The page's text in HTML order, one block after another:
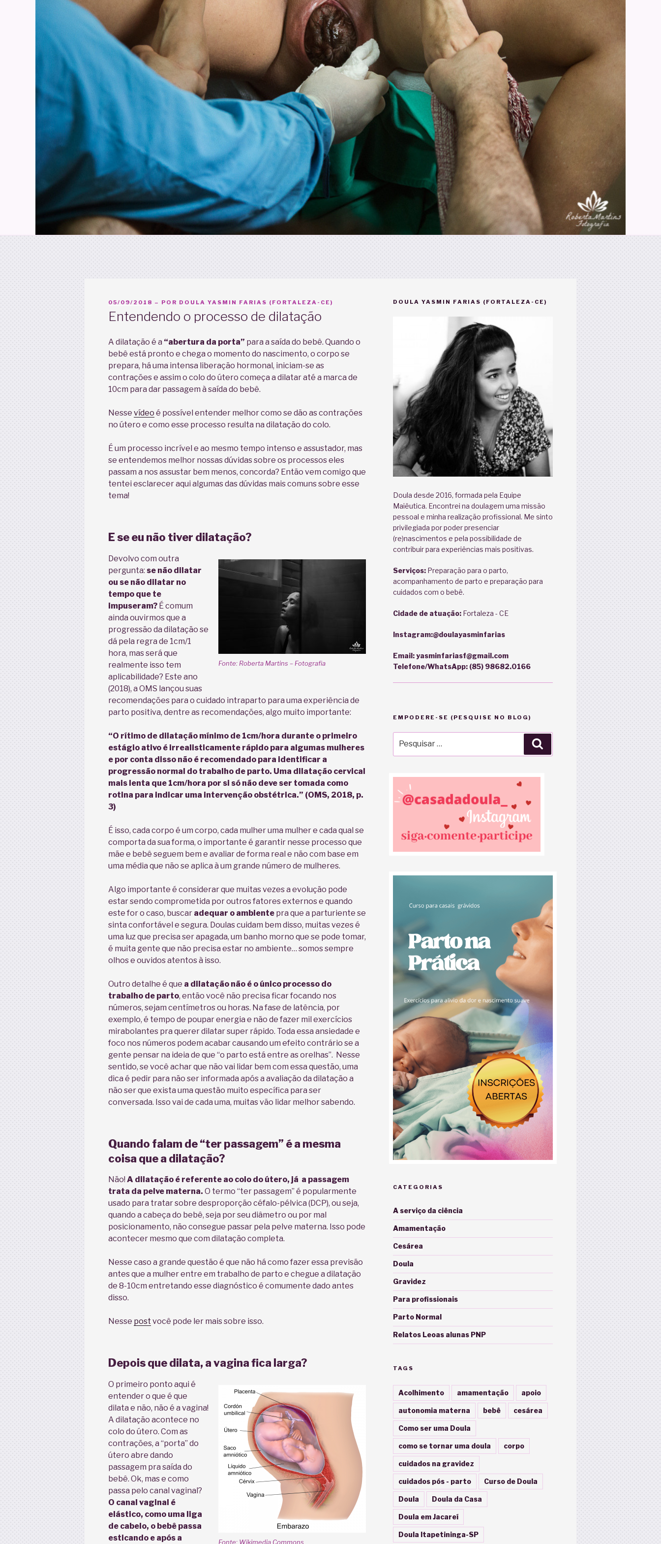
PUBLICADO
05/09/2018 – POR DOULA YASMIN FARIAS (FORTALEZA-CE)
Entendendo o processo de dilatação
A dilatação é a “abertura da porta” para a saída do bebê. Quando o
bebê está pronto e chega o momento do nascimento, o corpo se
prepara, há uma intensa liberação hormonal, iniciam-se as
contrações e assim o colo do útero começa a dilatar até a marca de
10cm para dar passagem à saída do bebê.
Nesse vídeo é possível entender melhor como se dão as contrações
no útero e como esse processo resulta na dilatação do colo.
É um processo incrível e ao mesmo tempo intenso e assustador, mas
se entendemos melhor nossas dúvidas sobre os processos eles
passam a nos assustar bem menos, concorda? Então vem comigo que
tentei esclarecer aqui algumas das dúvidas mais comuns sobre esse
tema!
E se eu não tiver dilatação?
Fonte: Roberta Martins – Fotografia
Devolvo com outra
pergunta: se não dilatar
ou se não dilatar no
tempo que te
impuseram? É comum
ainda ouvirmos que a
progressão da dilatação se
dá pela regra de 1cm/1
hora, mas será que
realmente isso tem
aplicabilidade? Este ano
(2018), a OMS lançou suas
recomendações para o cuidado intraparto para uma experiência de
parto positiva, dentre as recomendações, algo muito importante:
“O rítimo de dilatação mínimo de 1cm/hora durante o primeiro
estágio ativo é irrealisticamente rápido para algumas mulheres
e por conta disso não é recomendado para identificar a
progressão normal do trabalho de parto. Uma dilatação cervical
mais lenta que 1cm/hora por si só não deve ser tomada como
rotina para indicar uma intervenção obstétrica.” (OMS, 2018, p.
3)
É isso, cada corpo é um corpo, cada mulher uma mulher e cada qual se
comporta da sua forma, o importante é garantir nesse processo que
mãe e bebê seguem bem e avaliar de forma real e não com base em
uma média que não se aplica à um grande número de mulheres.
Algo importante é considerar que muitas vezes a evolução pode
estar sendo comprometida por outros fatores externos e quando
este for o caso, buscar adequar o ambiente pra que a parturiente se
sinta confortável e segura. Doulas cuidam bem disso, muitas vezes é
uma luz que precisa ser apagada, um banho morno que se pode tomar,
é muita gente que não precisa estar no ambiente… somos sempre
olhos e ouvidos atentos à isso.
Outro detalhe é que a dilatação não é o único processo do
trabalho de parto, então você não precisa ficar focando nos
números, sejam centímetros ou horas. Na fase de latência, por
exemplo, é tempo de poupar energia e não de fazer mil exercícios
mirabolantes pra querer dilatar super rápido. Toda essa ansiedade e
foco nos números podem acabar causando um efeito contrário se a
gente pensar na ideia de que “o parto está entre as orelhas”. Nesse
sentido, se você achar que não vai lidar bem com essa questão, uma
dica é pedir para não ser informada após a avaliação da dilatação a
não ser que exista uma questão muito específica para ser
conversada. Isso vai de cada uma, muitas vão lidar melhor sabendo.
Quando falam de “ter passagem” é a mesma
coisa que a dilatação?
Não! A dilatação é referente ao colo do útero, já a passagem
trata da pelve materna. O termo “ter passagem” é popularmente
usado para tratar sobre desproporção céfalo-pélvica (DCP), ou seja,
quando a cabeça do bebê, seja por seu diâmetro ou por mal
posicionamento, não consegue passar pela pelve materna. Isso pode
acontecer mesmo que com dilatação completa.
Nesse caso a grande questão é que não há como fazer essa previsão
antes que a mulher entre em trabalho de parto e chegue a dilatação
de 8-10cm entretando esse diagnóstico é comumente dado antes
disso.
Nesse post você pode ler mais sobre isso.
Depois que dilata, a vagina fica larga?
Fonte: Wikimedia Commons
O primeiro ponto aqui é
entender o que é que
dilata e não, não é a vagina!
A dilatação acontece no
colo do útero. Com as
contrações, a “porta” do
útero abre dando
passagem pra saída do
bebê. Ok, mas e como
passa pelo canal vaginal?
O canal vaginal é
elástico, como uma liga
de cabelo, o bebê passa
esticando e após a
DOULA YASMIN FARIAS (FORTALEZA-CE)
Doula desde 2016, formada pela Equipe
Maiêutica. Encontrei na doulagem uma missão
pessoal e minha realização profissional. Me sinto
privilegiada por poder presenciar
(re)nascimentos e pela possibilidade de
contribuir para experiências mais positivas.
Serviços:Preparação para o parto,
acompanhamento de parto e preparação para
cuidados com o bebê.
Cidade de atuação:Fortaleza - CE
Instagram:@doulayasminfarias
Email:yasminfariasf@gmail.com
Telefone/WhatsApp:(85) 98682.0166
EMPODERE-SE (PESQUISE NO BLOG)
por:
CATEGORIAS
A serviço da ciência
Amamentação
Cesárea
Doula
Gravidez
Para profissionais
Parto Normal
Relatos Leoas alunas PNP
TAGS
Acolhimento amamentação apoio
autonomia materna bebê cesárea
Como ser uma Doula
como se tornar uma doula corpo
cuidados na gravidez
cuidados pós - parto Curso de Doula
Doula Doula da Casa
Doula em Jacareí
Doula Itapetininga-SP